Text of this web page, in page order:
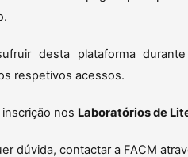
desta plataforma
respetivos acessos.
nos Laboratórios de
dúvida, contactar a FACM